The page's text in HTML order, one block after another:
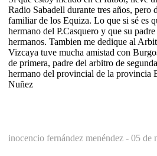
Radio Sabadell durante tres años, pero
familiar de los Equiza. Lo que si sé es
hermano del P.Casquero y que su
hermanos. Tambien me dedique al
Vizcaya tuve mucha amistad con
de primera, padre del arbitro de
hermano del provincial de la provincia
Nuñez
inocencio fernández menéndez - 05 de